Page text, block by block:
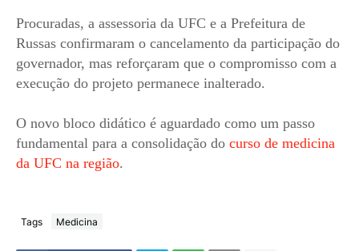
Procuradas, a assessoria da UFC e a Prefeitura de
Russas confirmaram o cancelamento da participação do
governador, mas reforçaram que o compromisso com a
execução do projeto permanece inalterado.
O novo bloco didático é aguardado como um passo
fundamental para a consolidação do curso de medicina
da UFC na região.
Tags Medicina